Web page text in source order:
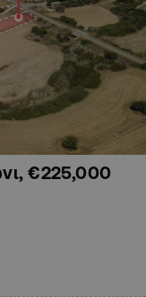
€225,000